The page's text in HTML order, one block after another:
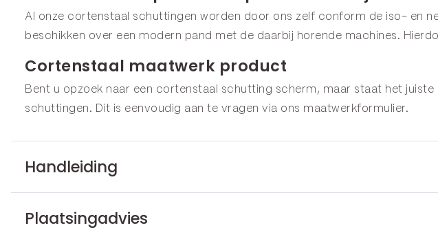
Al onze cortenstaal schuttingen worden door ons zelf conform de iso- en
beschikken over een modern pand met de daarbij horende machines.
Cortenstaal maatwerk product
Bent u opzoek naar een cortenstaal schutting scherm, maar staat het
schuttingen. Dit is eenvoudig aan te vragen via ons maatwerkformulier.
Handleiding
Plaatsingadvies